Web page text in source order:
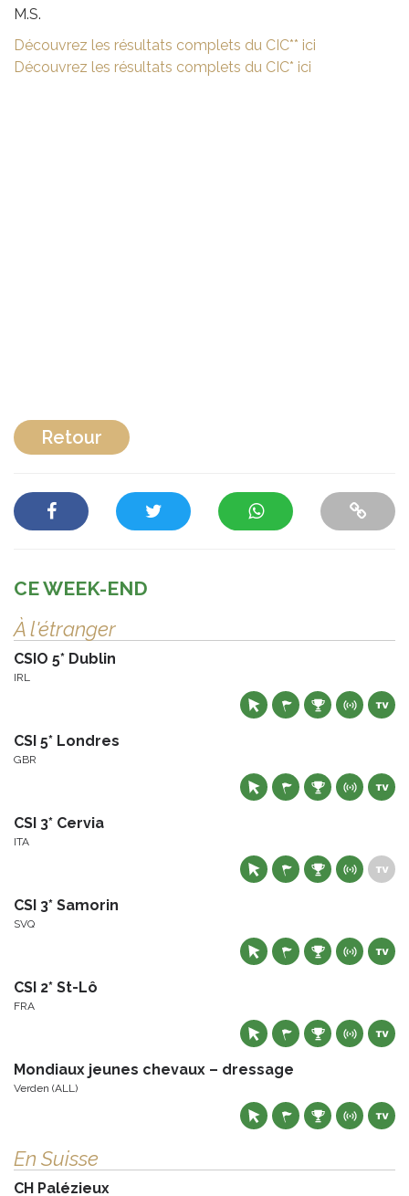
M.S.
Découvrez les résultats complets du CIC** ici
Découvrez les résultats complets du CIC* ici
Retour
CE WEEK-END
À l'étranger
CSIO 5* Dublin
IRL
CSI 5* Londres
GBR
CSI 3* Cervia
ITA
CSI 3* Samorin
SVQ
CSI 2* St-Lô
FRA
Mondiaux jeunes chevaux – dressage
Verden (ALL)
En Suisse
CH Palézieux